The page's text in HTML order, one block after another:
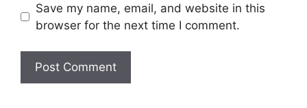
Save my name, email, and website in this
browser for the next time I comment.